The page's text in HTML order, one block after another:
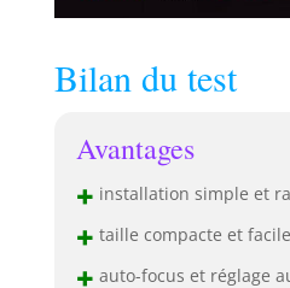
Bilan du test
Avantages
+ installation simple et
+ taille compacte et
+ auto-focus et réglage